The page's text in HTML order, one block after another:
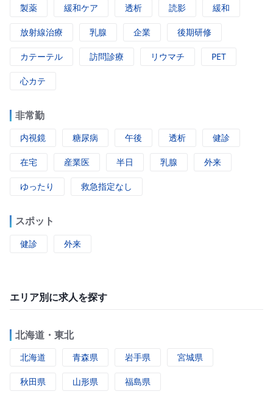
製薬 緩和ケア 透析 読影 緩和
放射線治療 乳腺 企業 後期研修
カテーテル 訪問診療 リウマチ PET
心カテ
非常勤
内視鏡 糖尿病 午後 透析 健診
在宅 産業医 半日 乳腺 外来
ゆったり 救急指定なし
スポット
健診 外来
エリア別に求人を探す
北海道・東北
北海道 青森県 岩手県 宮城県
秋田県 山形県 福島県